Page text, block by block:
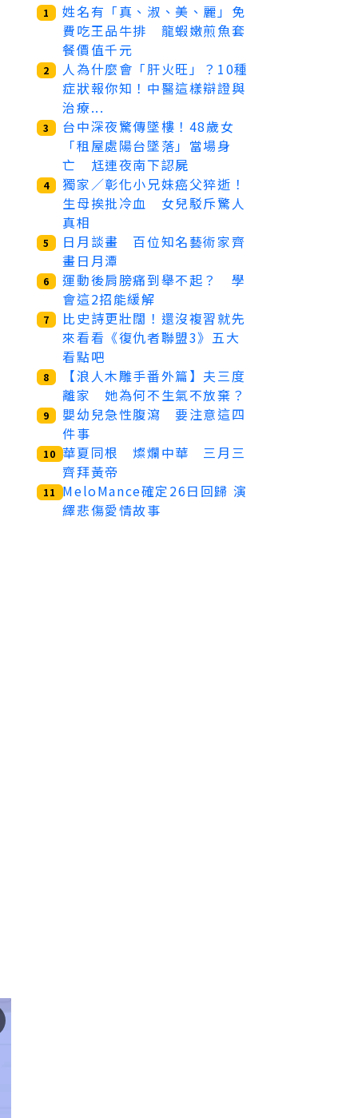
1
姓名有「真、淑、美、麗」免
費吃王品牛排 龍蝦嫩煎魚套
餐價值千元
2
人為什麼會「肝火旺」？10種
症狀報你知！中醫這樣辯證與
治療...
3
台中深夜驚傳墜樓！48歲女
「租屋處陽台墜落」當場身
亡 尪連夜南下認屍
4
獨家／彰化小兄妹癌父猝逝！
生母挨批冷血 女兒駁斥驚人
真相
5
日月談畫 百位知名藝術家齊
畫日月潭
6
運動後肩膀痛到舉不起？ 學
會這2招能緩解
7
比史詩更壯闊！還沒複習就先
來看看《復仇者聯盟3》五大
看點吧
8
【浪人木雕手番外篇】夫三度
離家 她為何不生氣不放棄？
9
嬰幼兒急性腹瀉 要注意這四
件事
10 華夏同根 燦爛中華 三月三
齊拜黃帝
11
MeloMance確定26日回歸 演
繹悲傷愛情故事